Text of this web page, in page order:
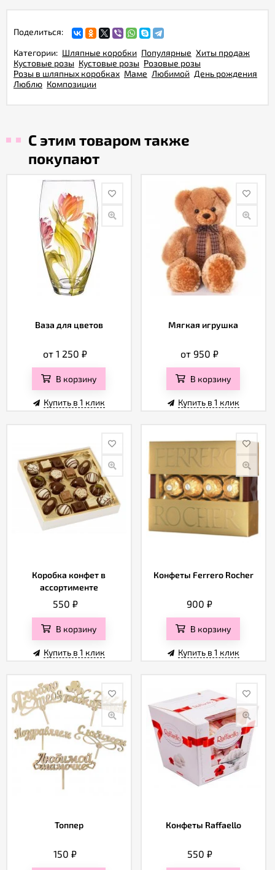
Поделиться:
Категории: Шляпные коробки Популярные Хиты продаж
Кустовые розы Кустовые розы Розовые розы
Розы в шляпных коробках Маме Любимой День рождения
Люблю Композиции
С этим товаром также
покупают
Ваза для цветов
от 1 250₽
В корзину
Купить в 1 клик
Мягкая игрушка
от 950₽
В корзину
Купить в 1 клик
Коробка конфет в
ассортименте
550 ₽
В корзину
Купить в 1 клик
Конфеты Ferrero Rocher
900₽
В корзину
Купить в 1 клик
Топпер
150₽
Конфеты Raffaello
550 ₽